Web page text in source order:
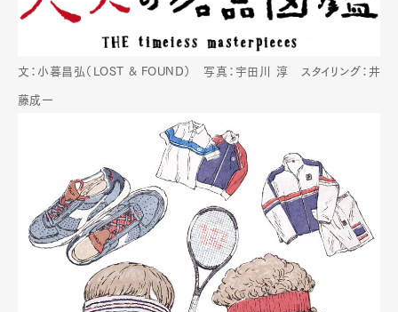
文：小暮昌弘（LOST & FOUND） 写真：宇田川 淳 スタイリング：井
藤成一